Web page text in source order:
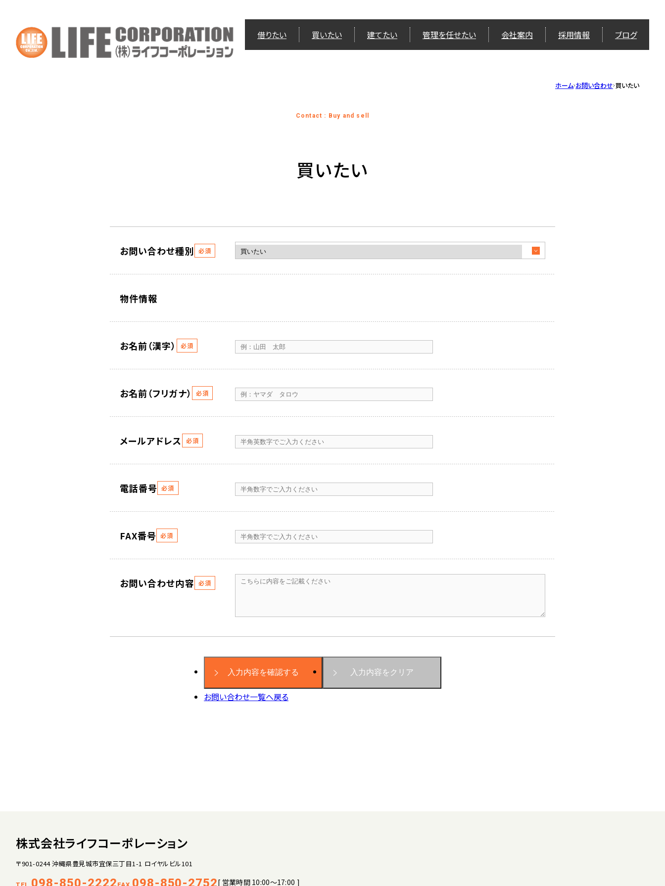
借りたい 買いたい 建てたい 管理を任せたい 会社案内 採用情報 ブログ
ホーム お問い合わせ 買いたい
Contact : Buy and sell
買いたい
お問い合わせ種別 必須
物件情報
お名前（漢字） 必須
お名前（フリガナ） 必須
メールアドレス 必須
電話番号 必須
FAX番号 必須
お問い合わせ内容 必須
お問い合わせ一覧へ戻る
株式会社ライフコーポレーション
〒901-0244 沖縄県豊見城市宜保三丁目1-1 ロイヤルビル101
098-850-2222 098-850-2752[ 営業時間 10:00～17:00 ]